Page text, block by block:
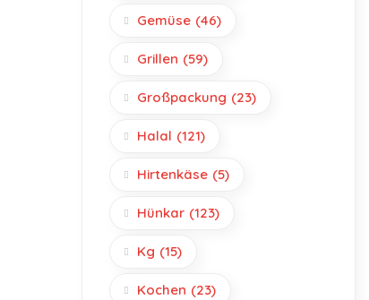
Gemüse (46)
Grillen (59)
Großpackung (23)
Halal (121)
Hirtenkäse (5)
Hünkar (123)
Kg (15)
Kochen (23)